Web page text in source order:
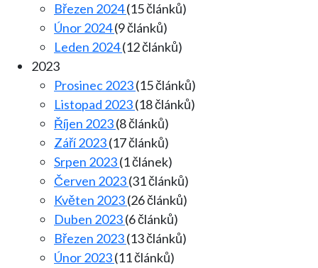
Březen 2024(15 článků)
Únor 2024(9 článků)
Leden 2024(12 článků)
2023
Prosinec 2023(15 článků)
Listopad 2023(18 článků)
Říjen 2023(8 článků)
Září 2023(17 článků)
Srpen 2023(1 článek)
Červen 2023(31 článků)
Květen 2023(26 článků)
Duben 2023(6 článků)
Březen 2023(13 článků)
Únor 2023(11 článků)